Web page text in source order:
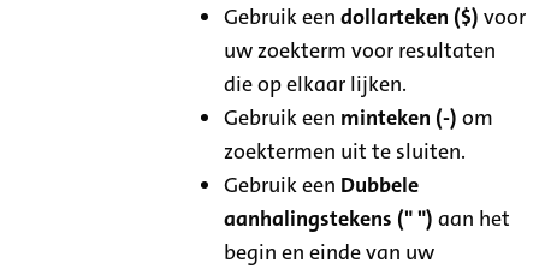
Gebruik eendollarteken ($) voor
uw zoekterm voor resultaten
die op elkaar lijken.
Gebruik een minteken (-) om
zoektermen uit te sluiten.
Gebruik een Dubbele
aanhalingstekens (" ") aan het
begin en einde van uw